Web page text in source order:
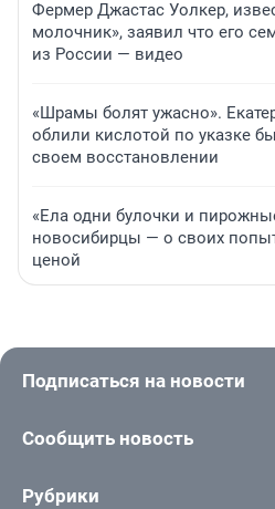
Фермер Джастас Уолкер,
молочник», заявил что его
из России — видео
«Шрамы болят ужасно».
облили кислотой по указке
своем восстановлении
«Ела одни булочки и
новосибирцы — о своих
ценой
Подписаться на новости
Сообщить новость
Рубрики